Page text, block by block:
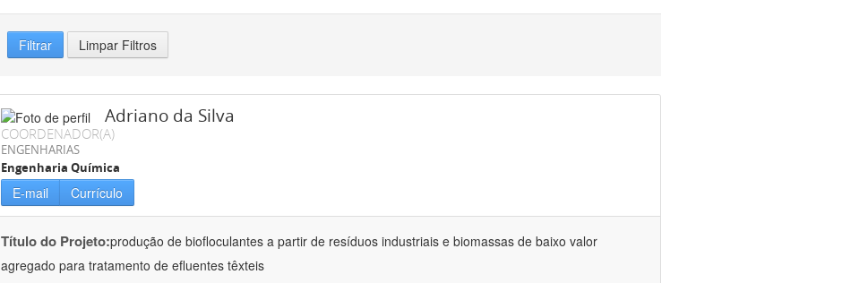
Filtrar Limpar Filtros
Adriano da Silva
COORDENADOR(A)
ENGENHARIAS
Engenharia Química
E-mail Currículo
Título do Projeto:produção de biofloculantes a partir de resíduos industriais e biomassas de baixo valor
agregado para tratamento de efluentes têxteis